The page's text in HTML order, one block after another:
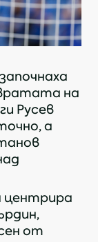
на
Русев
а
центрира
от